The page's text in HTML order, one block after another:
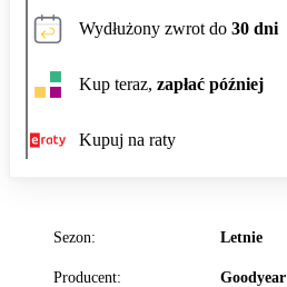
Sezon: Letnie
Producent: Goodyear
Wydłużony zwrot do 30 dni
Kup teraz, zapłać później
Kupuj na raty